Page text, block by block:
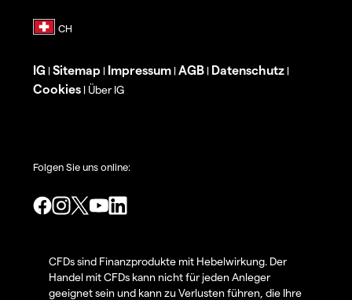
IG | Sitemap | Impressum | AGB | Datenschutz |
Cookies | Über IG
Folgen Sie uns online:
CFDs sind Finanzprodukte mit Hebelwirkung. Der
Handel mit CFDs kann nicht für jeden Anleger
geeignet sein und kann zu Verlusten führen, die Ihre